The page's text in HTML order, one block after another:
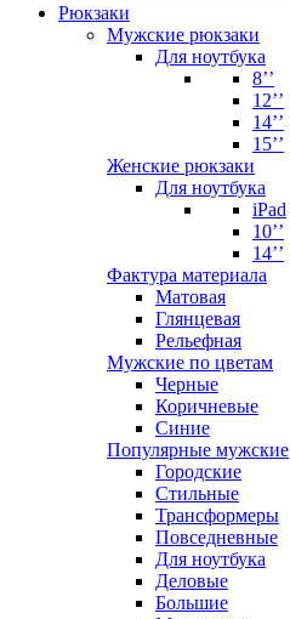
Рюкзаки
Мужские рюкзаки
Для ноутбука
8’’
12’’
14’’
15’’
Женские рюкзаки
Для ноутбука
iPad
10’’
14’’
Фактура материала
Матовая
Глянцевая
Рельефная
Мужские по цветам
Черные
Коричневые
Синие
Популярные мужские
Городские
Стильные
Трансформеры
Повседневные
Для ноутбука
Деловые
Большие